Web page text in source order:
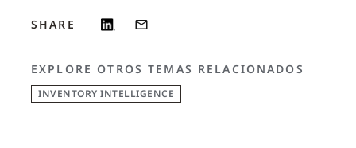
SHARE
EXPLORE OTROS TEMAS RELACIONADOS
INVENTORY INTELLIGENCE